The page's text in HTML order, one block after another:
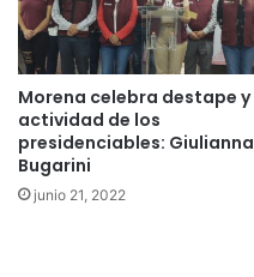
Morena celebra destape y
actividad de los
presidenciables: Giulianna
Bugarini
junio 21, 2022